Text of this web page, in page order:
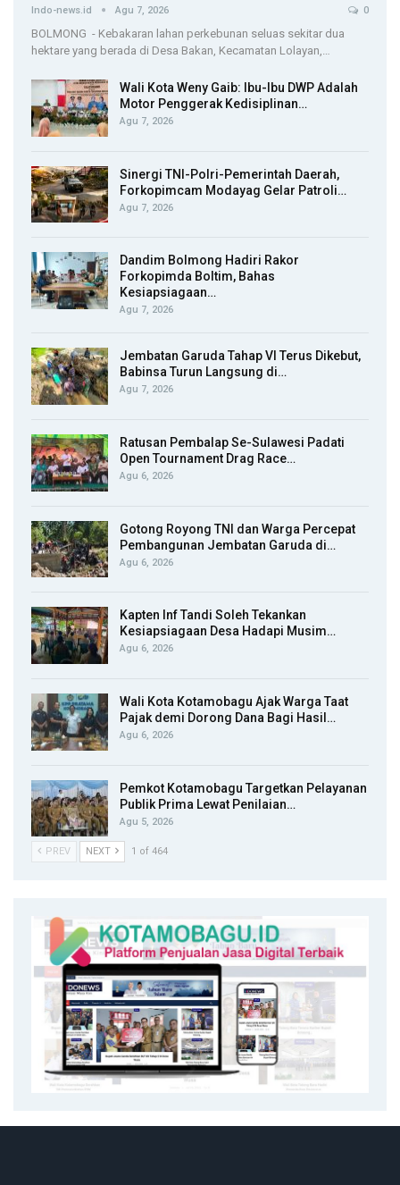
Indo-news.id Agu 7, 2026 0
BOLMONG - Kebakaran lahan perkebunan seluas sekitar dua
hektare yang berada di Desa Bakan, Kecamatan Lolayan,…
Wali Kota Weny Gaib: Ibu-Ibu DWP Adalah
Motor Penggerak Kedisiplinan…
Agu 7, 2026
Sinergi TNI-Polri-Pemerintah Daerah,
Forkopimcam Modayag Gelar Patroli…
Agu 7, 2026
Dandim Bolmong Hadiri Rakor
Forkopimda Boltim, Bahas
Kesiapsiagaan…
Agu 7, 2026
Jembatan Garuda Tahap VI Terus Dikebut,
Babinsa Turun Langsung di…
Agu 7, 2026
Ratusan Pembalap Se-Sulawesi Padati
Open Tournament Drag Race…
Agu 6, 2026
Gotong Royong TNI dan Warga Percepat
Pembangunan Jembatan Garuda di…
Agu 6, 2026
Kapten Inf Tandi Soleh Tekankan
Kesiapsiagaan Desa Hadapi Musim…
Agu 6, 2026
Wali Kota Kotamobagu Ajak Warga Taat
Pajak demi Dorong Dana Bagi Hasil…
Agu 6, 2026
Pemkot Kotamobagu Targetkan Pelayanan
Publik Prima Lewat Penilaian…
Agu 5, 2026
PREV NEXT 1 of 464